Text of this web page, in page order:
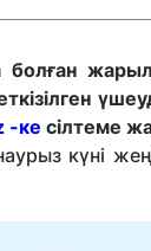
-ке сілтеме
күні